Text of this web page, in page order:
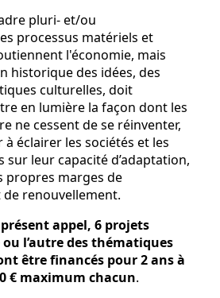
pluri- et/ou
processus matériels et
l'économie, mais
historique des idées, des
culturelles, doit
en lumière la façon dont les
ne cessent de se réinventer,
éclairer les sociétés et les
leur capacité d’adaptation,
propres marges de
renouvellement.
appel, 6 projets
l’autre des thématiques
être financés pour 2 ansà
€ maximum chacun.